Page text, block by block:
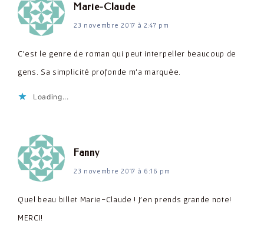
Marie-Claudedit :
23 novembre 2017 à 2:47 pm
C'est le genre de roman qui peut interpeller beaucoup de
gens. Sa simplicité profonde m'a marquée.
Loading...
Fannydit :
23 novembre 2017 à 6:16 pm
Quel beau billet Marie-Claude ! J'en prends grande note!
MERCI!